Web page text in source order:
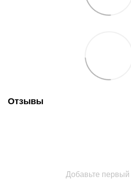
Отзывы
Добавьте первый